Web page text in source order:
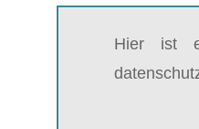
Hier ist